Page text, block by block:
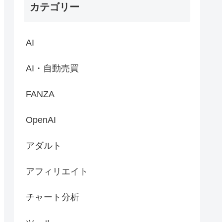
カテゴリー
AI
AI・自動売買
FANZA
OpenAI
アダルト
アフィリエイト
チャート分析